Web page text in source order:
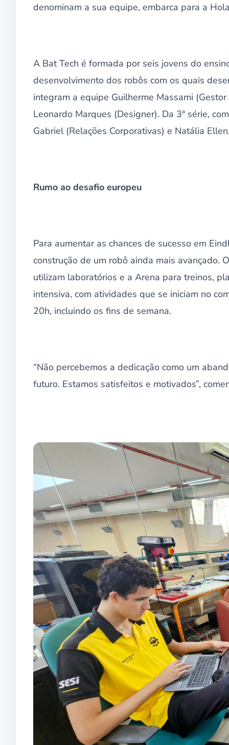
denominam a sua equipe, embarca para a
A Bat Tech é formada por seis jovens do
desenvolvimento dos robôs com os quais
integram a equipe Guilherme Massami
Leonardo Marques (Designer). Da 3ª série,
Gabriel (Relações Corporativas) e Natália
Rumo ao desafio europeu
Para aumentar as chances de sucesso em
construção de um robô ainda mais avançado.
utilizam laboratórios e a Arena para treinos,
intensiva, com atividades que se iniciam no
20h, incluindo os fins de semana.
“Não percebemos a dedicação como um
futuro. Estamos satisfeitos e motivados”,